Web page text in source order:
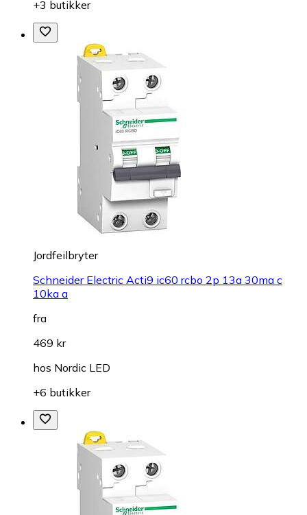
+3 butikker
Jordfeilbryter
Schneider Electric Acti9 ic60 rcbo 2p 13a 30ma c
10ka a
fra
469 kr
hos Nordic LED
+6 butikker